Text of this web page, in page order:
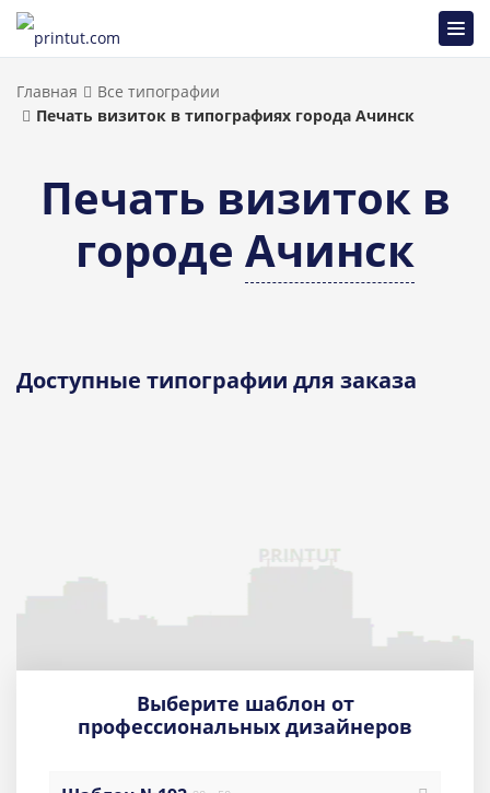
Главная
Все типографии
Печать визиток в типографиях города Ачинск
Печать визиток в
городе Ачинск
Доступные типографии для заказа
Выберите шаблон от
профессиональных дизайнеров